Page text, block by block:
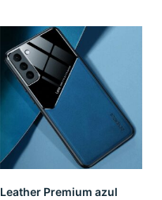
Leather Premium azul